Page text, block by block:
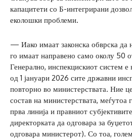
капацитети со Б-интегрирани
еколошки проблеми.
— Иако имаат законска обврска да
го имаат направено само околу 50
Генерално, инспекцискиот систем
од 1 јануари 2026 сите државни
повторно во министерствата. Ние
состав на министерствата, меѓутоа
прва линија и правниот
директорката да одговара за
одговара министерот). Со тоа,